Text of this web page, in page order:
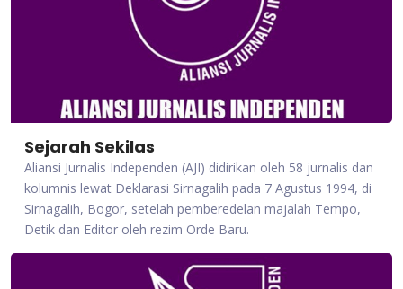
Sejarah Sekilas
Aliansi Jurnalis Independen (AJI) didirikan oleh 58 jurnalis dan
kolumnis lewat Deklarasi Sirnagalih pada 7 Agustus 1994, di
Sirnagalih, Bogor, setelah pemberedelan majalah Tempo,
Detik dan Editor oleh rezim Orde Baru.